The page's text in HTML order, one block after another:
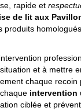
rapide et
de lit aux
produits
et à mettre
chaque
intervention
ciblée et